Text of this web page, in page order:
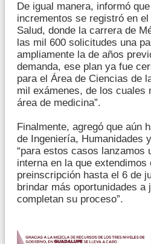
De igual manera, informó
incrementos se registró en
Salud, donde la carrera de
las mil 600 solicitudes una
ampliamente la de años
demanda, ese plan ya fue
para el Área de Ciencias de
mil exámenes, de los cuales
área de medicina”.
Finalmente, agregó que aún
de Ingeniería, Humanidades
“para estos casos lanzamos
interna en la que extendimos
preinscripción hasta el 6 de
brindar más oportunidades a
completan su proceso”.